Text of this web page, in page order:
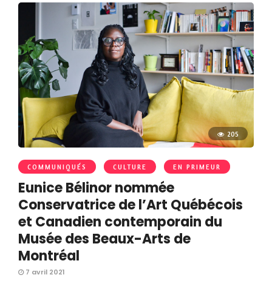
205
COMMUNIQUÉS CULTURE EN PRIMEUR
Eunice Bélinor nommée
Conservatrice de l’Art Québécois
et Canadien contemporain du
Musée des Beaux-Arts de
Montréal
7 avril 2021